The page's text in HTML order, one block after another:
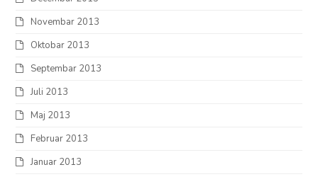
Novembar 2013
Oktobar 2013
Septembar 2013
Juli 2013
Maj 2013
Februar 2013
Januar 2013